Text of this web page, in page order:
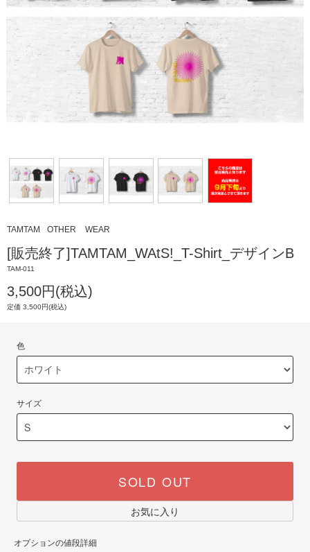
TAMTAM OTHER WEAR
[販売終了]TAMTAM_WAtS!_T-Shirt_デザインB
TAM-011
3,500円(税込)
定価 3,500円(税込)
色
サイズ
SOLD OUT
お気に入り
オプションの値段詳細